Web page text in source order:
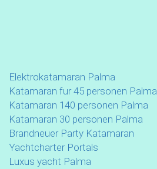
Elektrokatamaran Palma
Katamaran fur 45 personen Palma
Katamaran 140 personen Palma
Katamaran 30 personen Palma
Brandneuer Party Katamaran
Yachtcharter Portals
Luxus yacht Palma